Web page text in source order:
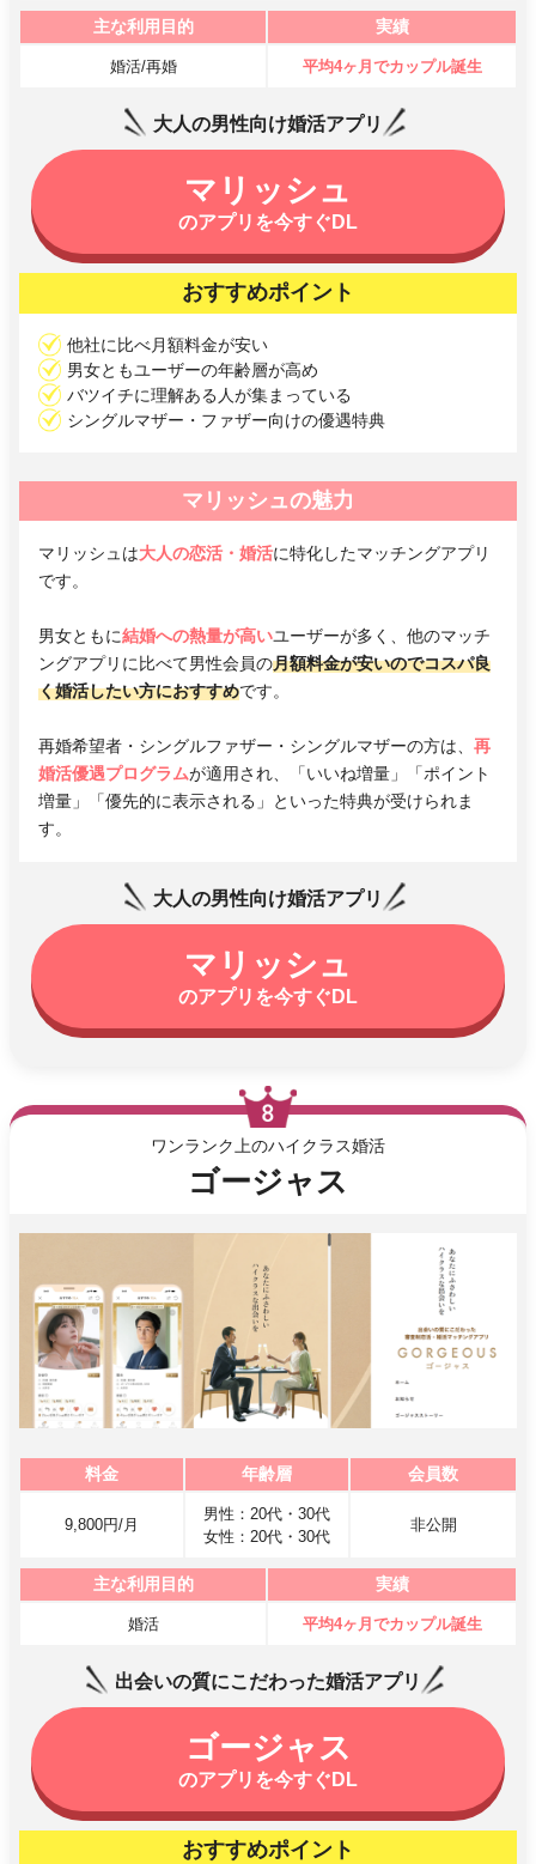
主な利用目的 実績
婚活/再婚 平均4ヶ月でカップル誕生
大人の男性向け婚活アプリ
マリッシュ
のアプリを今すぐDL
おすすめポイント
他社に比べ月額料金が安い
男女ともユーザーの年齢層が高め
バツイチに理解ある人が集まっている
シングルマザー・ファザー向けの優遇特典
マリッシュの魅力
マリッシュは大人の恋活・婚活に特化したマッチングアプリ
です。
男女ともに結婚への熱量が高いユーザーが多く、他のマッチ
ングアプリに比べて男性会員の月額料金が安いのでコスパ良
く婚活したい方におすすめです。
再婚希望者・シングルファザー・シングルマザーの方は、 再
婚活優遇プログラムが適用され、「いいね増量」「ポイント
増量」「優先的に表示される」といった特典が受けられま
す。
大人の男性向け婚活アプリ
マリッシュ
のアプリを今すぐDL
ワンランク上のハイクラス婚活
ゴージャス
料金 年齢層 会員数
9,800円/月
男性：20代・30代
女性：20代・30代
非公開
主な利用目的 実績
婚活 平均4ヶ月でカップル誕生
出会いの質にこだわった婚活アプリ
ゴージャス
のアプリを今すぐDL
おすすめポイント